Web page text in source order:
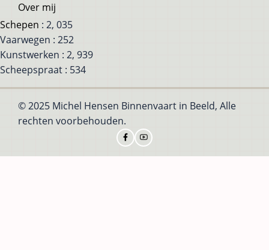
Over mij
Schepen : 2, 035
Vaarwegen : 252
Kunstwerken : 2, 939
Scheepspraat : 534
© 2025 Michel Hensen Binnenvaart in Beeld, Alle
rechten voorbehouden.